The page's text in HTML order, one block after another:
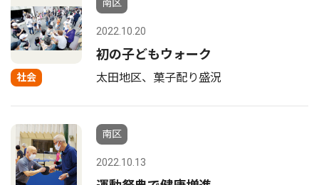
社会
南区
2022.10.20
初の子どもウォーク
太田地区、菓子配り盛況
南区
2022.10.13